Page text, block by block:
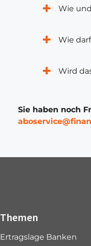
Wie
Wie
Wird
Sie haben noch
Themen
Ertragslage Banken